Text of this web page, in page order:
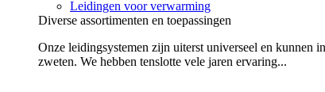
Leidingen voor verwarming
Diverse assortimenten en toepassingen
Onze leidingsystemen zijn uiterst universeel en kunnen
zweten. We hebben tenslotte vele jaren ervaring...